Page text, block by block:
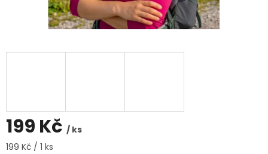
199 Kč / ks
Měrná
199 Kč / 1 ks